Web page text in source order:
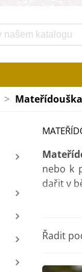
> Mateřídouška
nebo k
dařit v
Řadit